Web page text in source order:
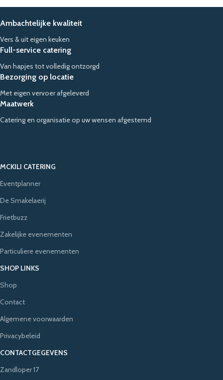
Ambachtelijke kwaliteit
Vers & uit eigen keuken
Full-service catering
Van hapjes tot volledig ontzorgd
Bezorging op locatie
Met eigen vervoer afgeleverd
Maatwerk
Catering en organisatie op uw wensen afgestemd
MCKILI CATERING
Eventplanner
De Smakelaerij
Frietbuzz
Zakelijke evenementen
Particuliere evenementen
SHOP LINKS
Shop
Contact
Algemene voorwaarden
Privacybeleid
CONTACTGEGEVENS
Zandloper 17